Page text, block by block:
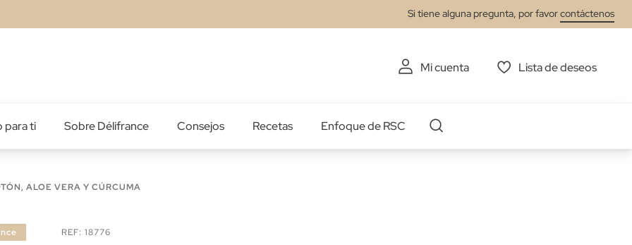
Si tiene alguna pregunta, por favorcontáctenos
Mi cuenta Lista de deseos
para ti Sobre Délifrance Consejos Recetas Enfoque de RSC
ALOE VERA Y CÚRCUMA
REF 18776